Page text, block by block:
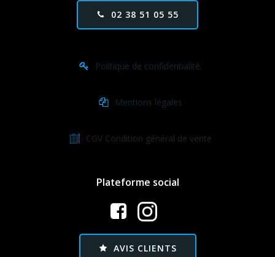
02 38 51 05 55
Politique de confidentialité.
Mentions légales
CGV Condition général de vente
Plateforme social
AVIS CLIENTS